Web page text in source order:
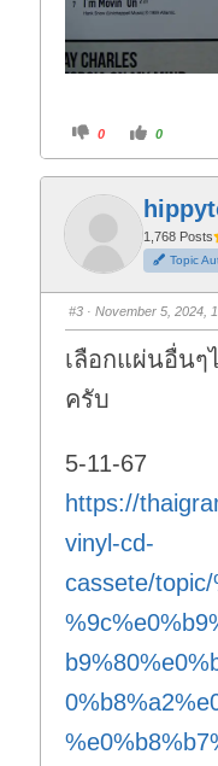
C
i
k
f
t
h
m
d
o
n
.
0
C
i
k
o
r
t
h
u
m
u
p
0
1,768 Posts
Topic
#3 · November 5, 2024,
เลือกแผ่นอื่นๆ
ครับ
5-11-67
https://
vinyl-cd-
cassete/